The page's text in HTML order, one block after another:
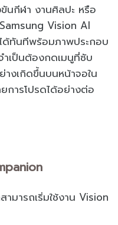
นกีฬา งานศิลปะ หรือ
Vision AI
ด้ทันทีพร้อมภาพประกอบ
ำเป็นต้องกดเมนูที่ซับ
งเกิดขึ้นบนหน้าจอใน
ารโปรดได้อย่างต่อ
มารถเริ่มใช้งาน Vision